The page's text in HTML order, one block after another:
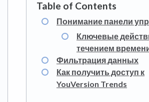
Понимание панели
Ключевые
течением
Фильтрация данных
Как получить доступ к
YouVersion Trends